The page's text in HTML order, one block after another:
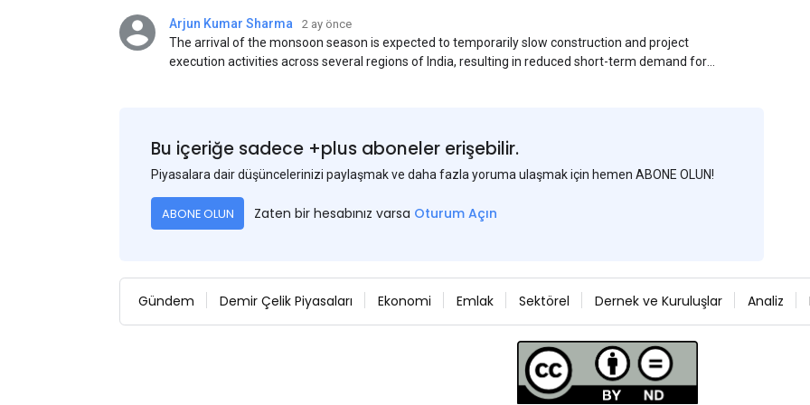
Arjun Kumar Sharma 2 ay önce
The arrival of the monsoon season is expected to temporarily slow construction and project
execution activities across several regions of India, resulting in reduced short-term demand for
Bu içeriğe sadece +plus aboneler erişebilir.
Piyasalara dair düşüncelerinizi paylaşmak ve daha fazla yoruma ulaşmak için hemen ABONE OLUN!
ABONE OLUN Zaten bir hesabınız varsa Oturum Açın
Gündem Demir Çelik Piyasaları Ekonomi Emlak Sektörel Dernek ve Kuruluşlar Analiz